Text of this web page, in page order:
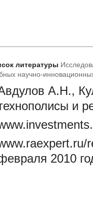
литературы
научно-
А.Н.,
и
2010